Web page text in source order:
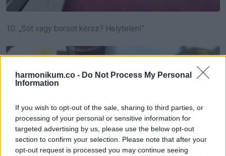
harmonikum.co - Do Not Process My Personal
Information
If you wish to opt-out of the sale, sharing to third parties, or
processing of your personal or sensitive information for
targeted advertising by us, please use the below opt-out
section to confirm your selection. Please note that after your
opt-out request is processed you may continue seeing
10. „Sót vagy borsot kérsz? Helytelen!”